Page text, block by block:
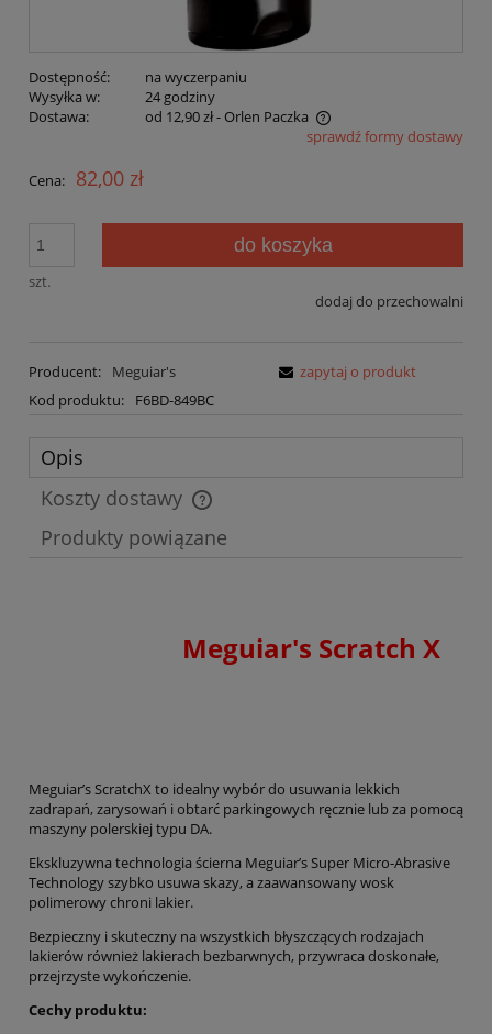
Dostępność:
na wyczerpaniu
Wysyłka w:
24 godziny
Dostawa:
od 12,90 zł- Orlen Paczka
Cena nie zawiera ewentualnych kosztów płatnościsprawdź formy dostawy
Cena: 82,00 zł
szt.
do koszyka
dodaj do przechowalni
Producent:
Meguiar's
Kod produktu:
F6BD-849BC
zapytaj o produkt
Opis
Koszty dostawy
Cena nie zawiera ewentualnych kosztów płatności
Produkty powiązane
Meguiar's Scratch X
Meguiar’s ScratchX to idealny wybór do usuwania lekkich
zadrapań, zarysowań i obtarć parkingowych ręcznie lub za pomocą
maszyny polerskiej typu DA.
Ekskluzywna technologia ścierna Meguiar’s Super Micro-Abrasive
Technology szybko usuwa skazy, a zaawansowany wosk
polimerowy chroni lakier.
Bezpieczny i skuteczny na wszystkich błyszczących rodzajach
lakierów również lakierach bezbarwnych, przywraca doskonałe,
przejrzyste wykończenie.
Cechy produktu: